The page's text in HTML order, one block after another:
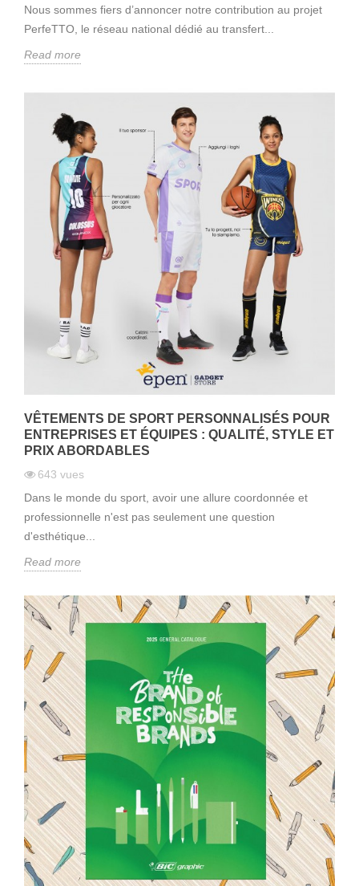
Nous sommes fiers d’annoncer notre contribution au projet
PerfeTTO, le réseau national dédié au transfert...
Read more
VÊTEMENTS DE SPORT PERSONNALISÉS POUR
ENTREPRISES ET ÉQUIPES : QUALITÉ, STYLE ET
PRIX ABORDABLES
643 vues
Dans le monde du sport, avoir une allure coordonnée et
professionnelle n'est pas seulement une question
d'esthétique...
Read more